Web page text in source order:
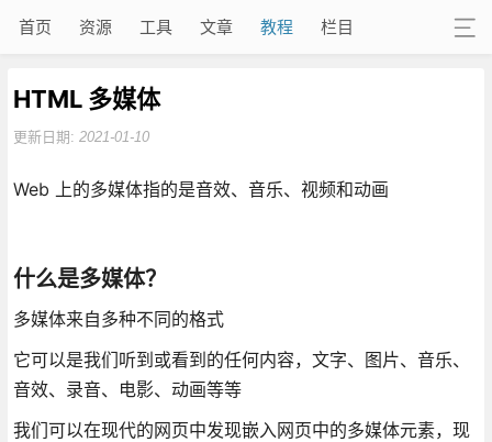
首页 资源 工具 文章 教程 栏目
HTML 多媒体
更新日期: 2021-01-10
Web 上的多媒体指的是音效、音乐、视频和动画
什么是多媒体？
多媒体来自多种不同的格式
它可以是我们听到或看到的任何内容，文字、图片、音乐、
音效、录音、电影、动画等等
我们可以在现代的网页中发现嵌入网页中的多媒体元素，现